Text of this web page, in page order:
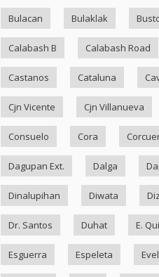
Bulacan Bulaklak
Calabash B Calabash Road
Castanos Cataluna
Cjn Vicente Cjn Villanueva
Consuelo Cora
Dagupan Ext. Dalga
Dinalupihan Diwata
Dr. Santos Duhat E.
Esguerra Espeleta